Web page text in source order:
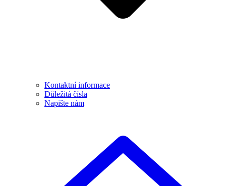
Kontaktní informace
Důležitá čísla
Napište nám